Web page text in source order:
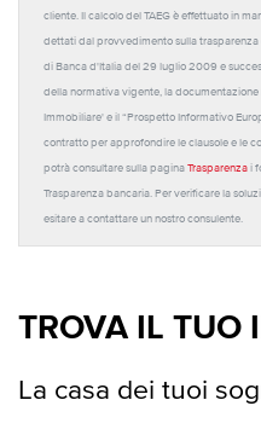
cliente. Il calcolo del TAEG è effettuato in
dettati dal provvedimento sulla
di Banca d'Italia del 29 luglio 2009 e
della normativa vigente, la
Immobiliare' e il “Prospetto Informativo
contratto per approfondire le clausole e le
potrà consultare sulla pagina Trasparenza i
Trasparenza bancaria. Per verificare la
esitare a contattare un nostro consulente.
TROVA IL TUO
La casa dei tuoi